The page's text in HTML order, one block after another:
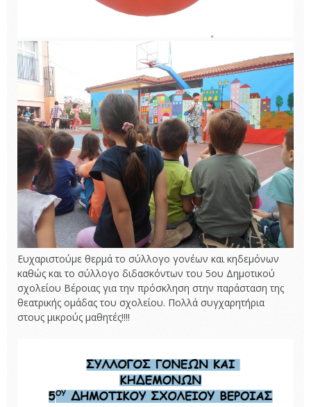
Ευχαριστούμε θερμά το σύλλογο γονέων και κηδεμόνων
καθώς και το σύλλογο διδασκόντων του 5ου Δημοτικού
σχολείου Βέροιας για την πρόσκληση στην παράσταση της
θεατρικής ομάδας του σχολείου. Πολλά συγχαρητήρια
στους μικρούς μαθητές!!!!